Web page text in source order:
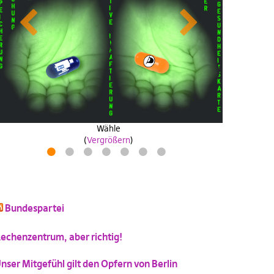
Previous
Wähle
(Vergrößern)
(Vergrößern
industrie40wasa
(Vergrößern)
Drosselkom
zeitpiratzuwerden
(Vergrößern)
(Vergrößern
antifanatische aktion
(Vergrößern)
Next
1 2 3 4 5 6 7
Bundespartei
aber richtig!
Mitgefühl gilt den Opfern von Berlin